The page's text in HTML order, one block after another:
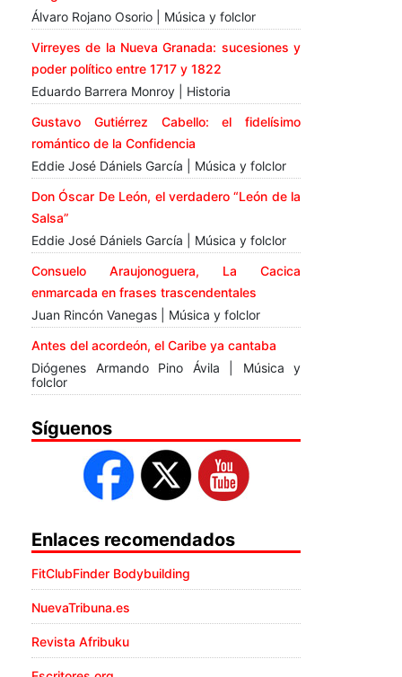
Álvaro Rojano Osorio | Música y folclor
Virreyes de la Nueva Granada: sucesiones y
poder político entre 1717 y 1822
Eduardo Barrera Monroy | Historia
Gustavo Gutiérrez Cabello: el fidelísimo
romántico de la Confidencia
Eddie José Dániels García | Música y folclor
Don Óscar De León, el verdadero “León de la
Salsa”
Eddie José Dániels García | Música y folclor
Consuelo Araujonoguera, La Cacica
enmarcada en frases trascendentales
Juan Rincón Vanegas | Música y folclor
Antes del acordeón, el Caribe ya cantaba
Diógenes Armando Pino Ávila | Música y
folclor
Síguenos
Enlaces recomendados
FitClubFinder Bodybuilding
NuevaTribuna.es
Revista Afribuku